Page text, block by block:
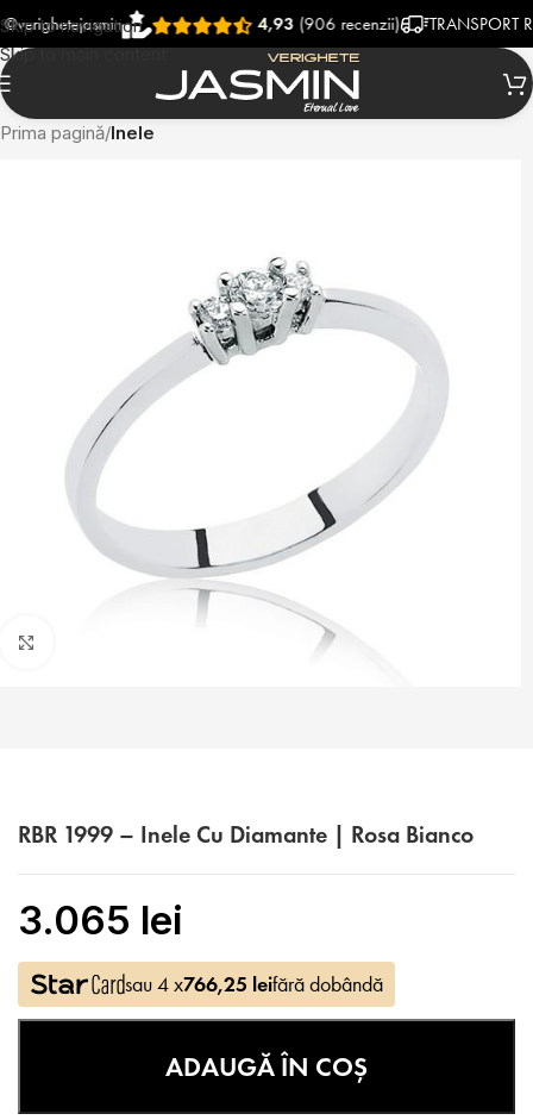
Skip to navigation
Skip to main content
4,93 (906 recenzii) TRANSPORT
Prima pagină Inele
RBR 1999 – Inele Cu Diamante | Rosa Bianco
3.065 lei
sau 4 x766,25 leifără dobândă
ADAUGĂ ÎN COȘ